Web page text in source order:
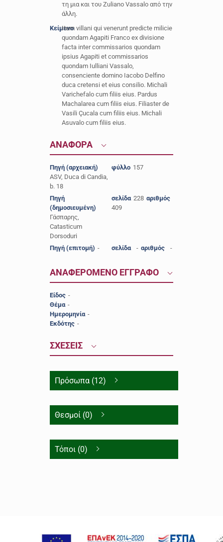
τη μια και του Zuliano Vassalo από την
άλλη.
ΚείμενοItem villani qui venerunt predicte milicie
quondam Agapiti Franco ex divisione
facta inter commissarios quondam
ipsius Agapiti et commissarios
quondam Iulliani Vassalo,
consenciente domino Iacobo Delfino
duca cretensi et eius consilio. Michali
Varichefalo cum filiis eius. Pardus
Machalarea cum filiis eius. Filiaster de
Vasili Çucala cum filiis eius. Michali
Asuvalo cum filiis eius.
ΑΝΑΦΟΡΑ
Πηγή (αρχειακή)
ASV, Duca di Candia,
b. 18
φύλλο 157
Πηγή
(δημοσιευμένη)
Γάσπαρης,
Catasticum
Dorsoduri
σελίδα 228 αριθμός
409
Πηγή (επιτομή) - σελίδα - αριθμός -
ΑΝΑΦΕΡΟΜΕΝΟ ΕΓΓΡΑΦΟ
Είδος -
Θέμα -
Ημερομηνία -
Εκδότης -
ΣΧΕΣΕΙΣ
Πρόσωπα (12)
Θεσμοί (0)
Τόποι (0)